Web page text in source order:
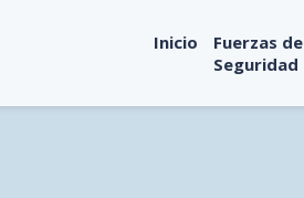
Inicio
Fuerzas de
Seguridad